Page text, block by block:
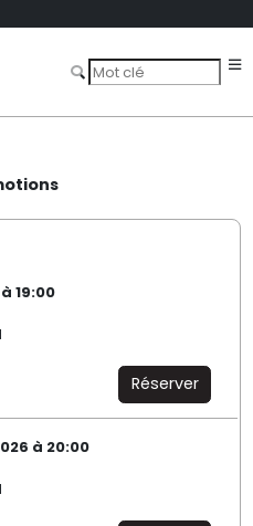
19:00
Réserver
à 20:00